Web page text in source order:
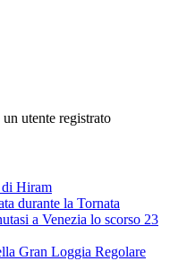
utente registrato
di Hiram
durante la Tornata
a Venezia lo scorso 23
Gran Loggia Regolare